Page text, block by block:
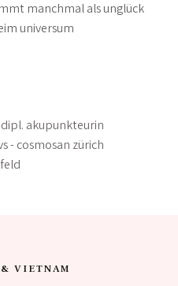
manchmal als unglück
universum
VIETNAM